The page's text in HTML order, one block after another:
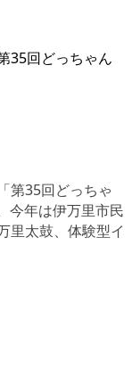
第35回どっちゃ
今年は伊万里市民
里太鼓、体験型イ